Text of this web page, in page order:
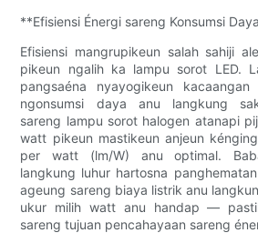
**Efisiensi Énergi sareng Konsumsi
Efisiensi mangrupikeun salah sahiji
pikeun ngalih ka lampu sorot LED.
pangsaéna nyayogikeun
ngonsumsi daya anu langkung
sareng lampu sorot halogen atanapi
watt pikeun mastikeun anjeun
per watt (lm/W) anu optimal.
langkung luhur hartosna
ageung sareng biaya listrik anu
ukur milih watt anu handap —
sareng tujuan pencahayaan sareng